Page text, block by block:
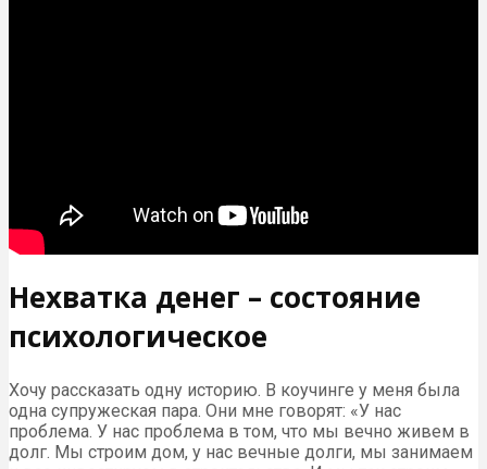
Нехватка денег – состояние
психологическое
Хочу рассказать одну историю. В коучинге у меня была
одна супружеская пара. Они мне говорят: «У нас
проблема. У нас проблема в том, что мы вечно живем в
долг. Мы строим дом, у нас вечные долги, мы занимаем